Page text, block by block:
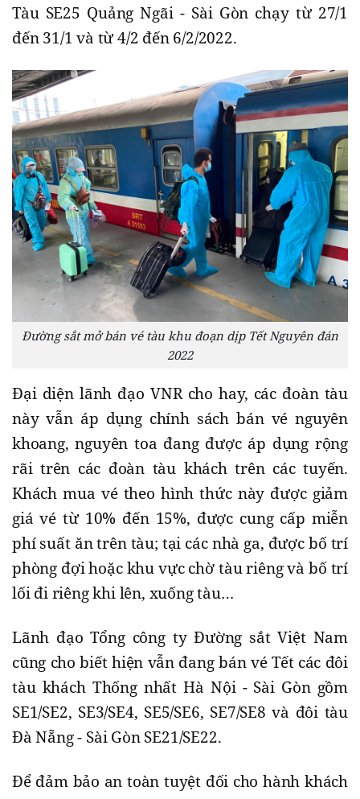
Tàu SE25 Quảng Ngãi - Sài Gòn chạy từ 27/1
đến 31/1 và từ 4/2 đến 6/2/2022.
Đường sắt mở bán vé tàu khu đoạn dịp Tết Nguyên đán
2022
Đại diện lãnh đạo VNR cho hay, các đoàn tàu
này vẫn áp dụng chính sách bán vé nguyên
khoang, nguyên toa đang được áp dụng rộng
rãi trên các đoàn tàu khách trên các tuyến.
Khách mua vé theo hình thức này được giảm
giá vé từ 10% đến 15%, được cung cấp miễn
phí suất ăn trên tàu; tại các nhà ga, được bố trí
phòng đợi hoặc khu vực chờ tàu riêng và bố trí
lối đi riêng khi lên, xuống tàu…
Lãnh đạo Tổng công ty Đường sắt Việt Nam
cũng cho biết hiện vẫn đang bán vé Tết các đôi
tàu khách Thống nhất Hà Nội - Sài Gòn gồm
SE1/SE2, SE3/SE4, SE5/SE6, SE7/SE8 và đôi tàu
Đà Nẵng - Sài Gòn SE21/SE22.
Để đảm bảo an toàn tuyệt đối cho hành khách